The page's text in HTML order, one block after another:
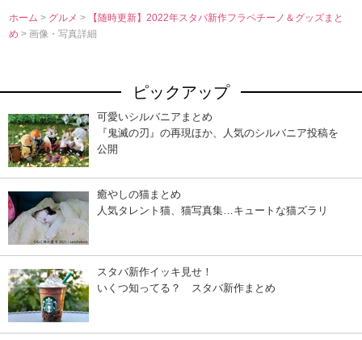
ホーム > グルメ>
【随時更新】2022年スタバ新作フラペチーノ＆グッズまと
め> 画像・写真詳細
ピックアップ
可愛いシルバニアまとめ
『鬼滅の刃』の再現ほか、人気のシルバニア投稿を
公開
癒やしの猫まとめ
人気タレント猫、猫写真集…キュートな猫ズラリ
スタバ新作イッキ見せ！
いくつ知ってる？ スタバ新作まとめ